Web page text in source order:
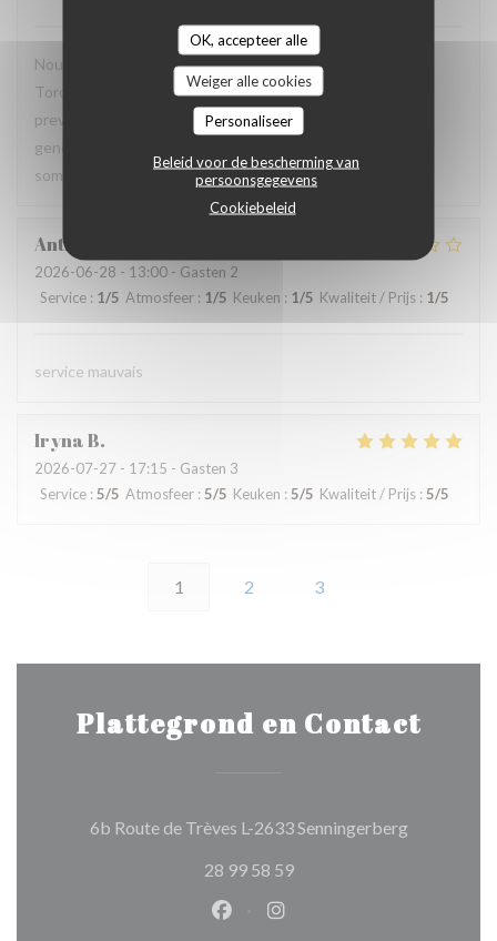
OK, accepteer alle
Weiger alle cookies
Personaliseer
Beleid voor de bescherming van
persoonsgegevens
Cookiebeleid
Nous avons ete très bien accueillis sur la belle terrasse de
Toro Toro. Service efficace et personnel tres aimable et
prevenant. Nous apprecions beaucoup la fraicheur et la
generosite des plats. Excellent rapport qualite prix. Nous
sommes fans.
Anthony
2026-06-28 - 13:00 - Gasten 2
Service : 1/5 Atmosfeer : 1/5 Keuken : 1/5 Kwaliteit / Prijs : 1/5
service mauvais
IrynaB
2026-07-27 - 17:15 - Gasten 3
Service : 5/5 Atmosfeer : 5/5 Keuken :5/5 Kwaliteit / Prijs :5/5
1 2 3
Plattegrond en Contact
6b Route de Trèves L-2633 Senningerberg((opent in
28 99 58 59
Facebook ((opent in een nieuw
Instagram ((opent in een